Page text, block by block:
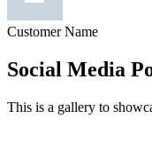
Customer Name
Social Media
This is a gallery to